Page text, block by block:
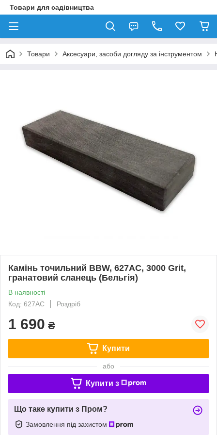
Товари для садівництва
Товари Аксесуари, засоби догляду за інструментом
Камінь точильний BBW, 627AC, 3000 Grit,
гранатовий сланець (Бельгія)
В наявності
Код: 627AC
Роздріб
1 690 ₴
Купити
або
Купити з
Що таке купити з Пром?
Замовлення під захистом